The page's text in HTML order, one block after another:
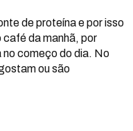
de proteína e por isso
da manhã, por
no começo do dia. No
ou são